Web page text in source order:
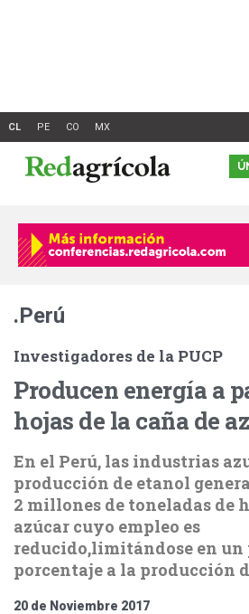
.Perú
Investigadores de la PUCP
Producen energía a
hojas de la caña de
En el Perú, las industrias
producción de etanol
2 millones de toneladas de
azúcar cuyo empleo es
reducido,limitándose en un
porcentaje a la producción
20 de Noviembre 2017